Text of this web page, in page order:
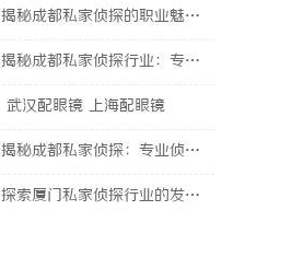
揭秘成都私家侦探的职业魅力与现实挑战
揭秘成都私家侦探行业：专业服务助力城市安宁
武汉配眼镜 上海配眼镜
揭秘成都私家侦探：专业侦查服务助您解心中疑惑
探索厦门私家侦探行业的发展与应用全景